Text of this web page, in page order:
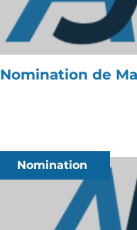
Nomination de
Nomination